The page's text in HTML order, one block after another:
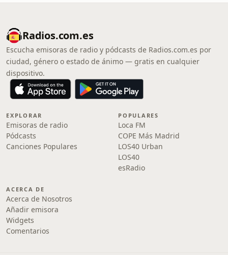
Radios.com.es
Escucha emisoras de radio y pódcasts de Radios.com.es por
ciudad, género o estado de ánimo — gratis en cualquier
dispositivo.
EXPLORAR
Emisoras de radio
Pódcasts
Canciones Populares
POPULARES
Loca FM
COPE Más Madrid
LOS40 Urban
LOS40
esRadio
ACERCA DE
Acerca de Nosotros
Añadir emisora
Widgets
Comentarios